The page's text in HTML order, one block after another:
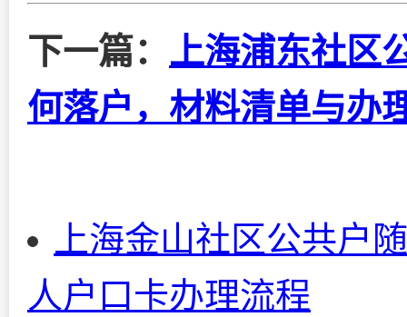
下一篇： 上海浦东社区
何落户，材料清单与办
上海金山社区公共户
人户口卡办理流程